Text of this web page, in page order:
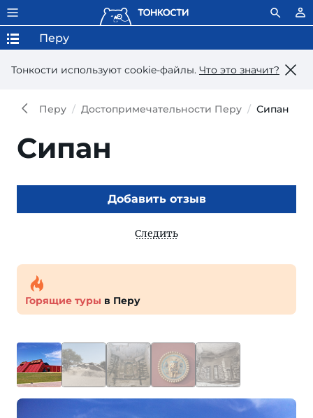
Тонкости используют сookie-файлы. Что это значит?
Перу
Перу Достопримечательности Перу Сипан
Сипан
Добавить отзыв
Следить
Горящие туры в Перу